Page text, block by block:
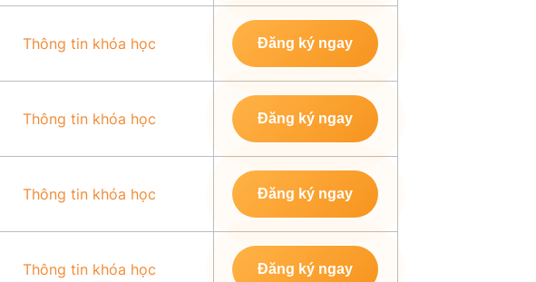
Thông tin khóa học Đăng ký ngay
Thông tin khóa học Đăng ký ngay
Thông tin khóa học Đăng ký ngay
Thông tin khóa học Đăng ký ngay